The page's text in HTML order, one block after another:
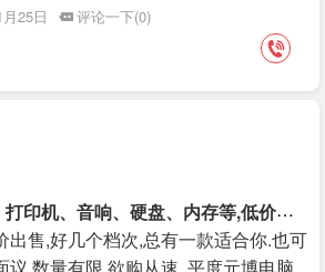
月25日
评论一下(0)
二
手电脑、显示器、打印机、音响、硬盘、内存等,低价处理
出售,好几个档次,总有一款适合你.也可